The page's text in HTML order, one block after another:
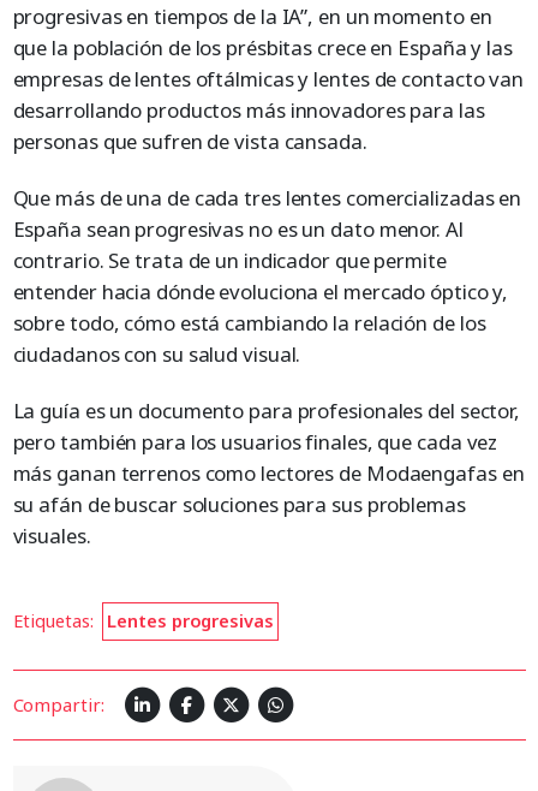
progresivas en tiempos de la IA”, en un momento en
que la población de los présbitas crece en España y las
empresas de lentes oftálmicas y lentes de contacto van
desarrollando productos más innovadores para las
personas que sufren de vista cansada.
Que más de una de cada tres lentes comercializadas en
España sean progresivas no es un dato menor. Al
contrario. Se trata de un indicador que permite
entender hacia dónde evoluciona el mercado óptico y,
sobre todo, cómo está cambiando la relación de los
ciudadanos con su salud visual.
La guía es un documento para profesionales del sector,
pero también para los usuarios finales, que cada vez
más ganan terrenos como lectores de Modaengafas en
su afán de buscar soluciones para sus problemas
visuales.
Etiquetas: Lentes progresivas
Compartir: